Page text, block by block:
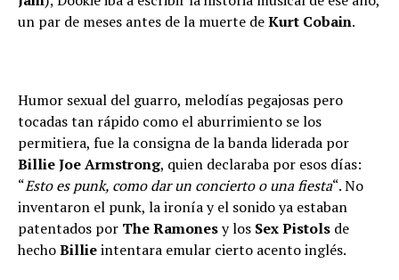
un par de meses antes de la muerte deKurt Cobain.
Humor sexual del guarro, melodías pegajosas pero
tocadas tan rápido como el aburrimiento se los
permitiera, fue la consigna de la banda liderada por
Billie Joe Armstrong, quien declaraba por esos días:
“Esto es punk, como dar un concierto o una fiesta“. No
inventaron el punk, la ironía y el sonido ya estaban
patentados por The Ramonesy los Sex Pistols de
hechoBillieintentara emular cierto acento inglés.